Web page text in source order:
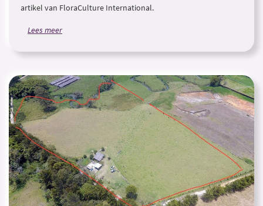
artikel van FloraCulture International.
Lees meer